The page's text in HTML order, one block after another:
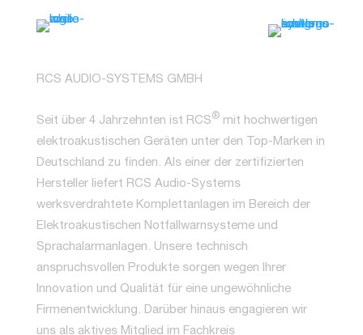
RCS AUDIO-SYSTEMS GMBH
Seit über 4 Jahrzehnten ist RCS® mit hochwertigen
elektroakustischen Geräten unter den Top-Marken in
Deutschland zu finden. Als einer der zertifizierten
Hersteller liefert RCS Audio-Systems
werksverdrahtete Komplettanlagen im Bereich der
Elektroakustischen Notfallwarnsysteme und
Sprachalarmanlagen. Unsere technisch
anspruchsvollen Produkte sorgen wegen Ihrer
Innovation und Qualität für eine ungewöhnliche
Firmenentwicklung. Darüber hinaus engagieren wir
uns als aktives Mitglied im Fachkreis